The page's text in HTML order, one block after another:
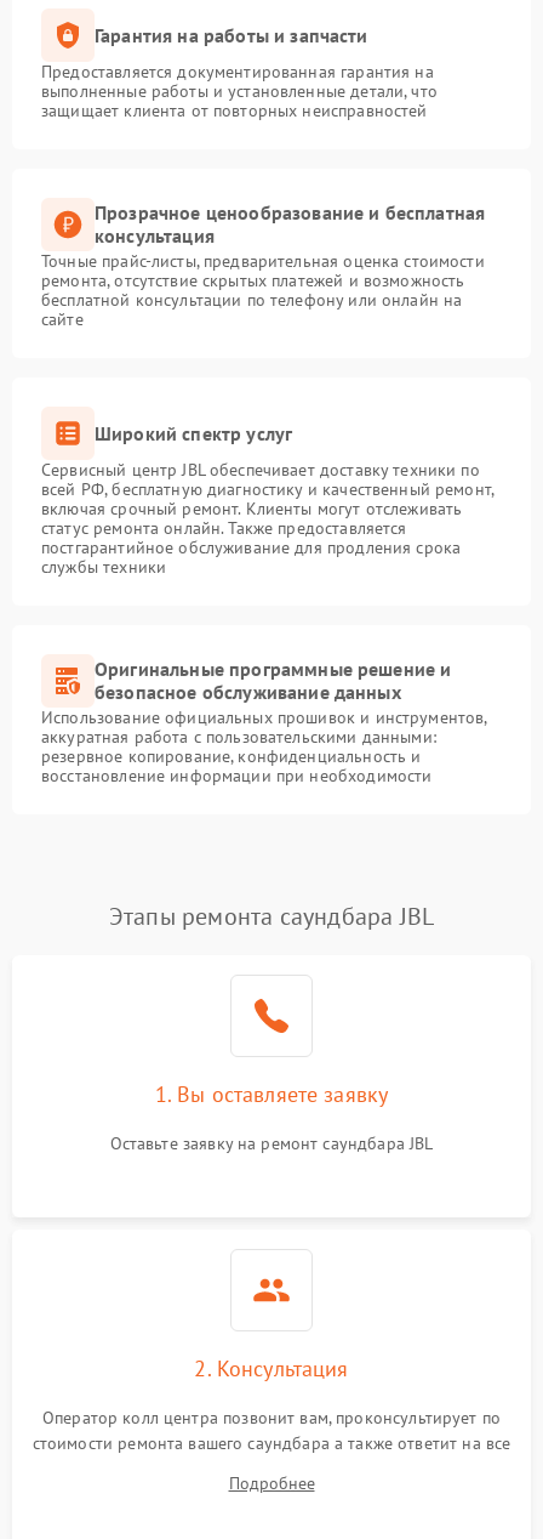
Гарантия на работы и запчасти
Предоставляется документированная гарантия на
выполненные работы и установленные детали, что
защищает клиента от повторных неисправностей
Прозрачное ценообразование и бесплатная
консультация
Точные прайс-листы, предварительная оценка стоимости
ремонта, отсутствие скрытых платежей и возможность
бесплатной консультации по телефону или онлайн на
сайте
Широкий спектр услуг
Сервисный центр JBL обеспечивает доставку техники по
всей РФ, бесплатную диагностику и качественный ремонт,
включая срочный ремонт. Клиенты могут отслеживать
статус ремонта онлайн. Также предоставляется
постгарантийное обслуживание для продления срока
службы техники
Оригинальные программные решение и
безопасное обслуживание данных
Использование официальных прошивок и инструментов,
аккуратная работа с пользовательскими данными:
резервное копирование, конфиденциальность и
восстановление информации при необходимости
Этапы ремонта саундбара JBL
1. Вы оставляете заявку
Оставьте заявку на ремонт саундбара JBL
2. Консультация
Оператор колл центра позвонит вам, проконсультирует по
стоимости ремонта вашего саундбара а также ответит на все
Подробнее